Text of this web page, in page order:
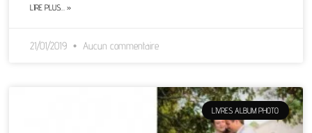
LIRE PLUS… »
21/01/2019 Aucun commentaire
LIVRES ALBUM PHOTO